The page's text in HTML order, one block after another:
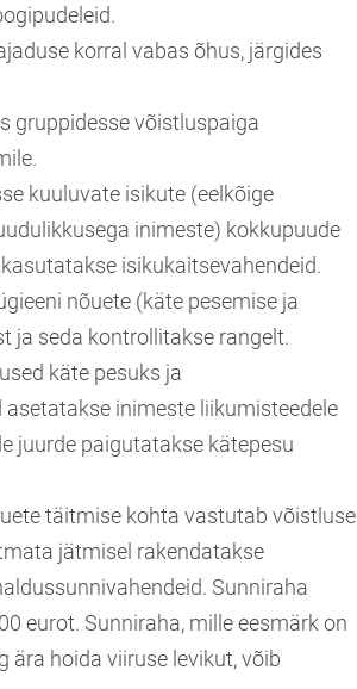
korral vabas õhus, järgides
gruppidesse võistluspaiga
kuuluvate isikute (eelkõige
inimeste) kokkupuude
isikukaitsevahendeid.
nõuete (käte pesemise ja
ja seda kontrollitakse rangelt.
käte pesuks ja
inimeste liikumisteedele
juurde paigutatakse kätepesu
täitmise kohta vastutab võistluse
jätmisel rakendatakse
Sunniraha
eurot. Sunniraha, mille eesmärk on
hoida viiruse levikut, võib